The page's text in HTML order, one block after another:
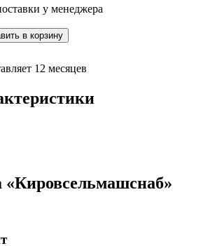
у менеджера
в корзину
12 месяцев